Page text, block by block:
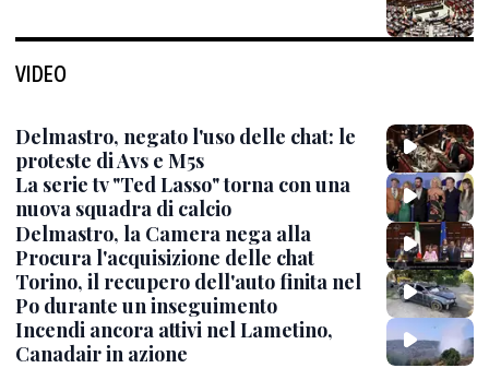
VIDEO
Delmastro, negato l'uso delle chat: le
proteste di Avs e M5s
La serie tv "Ted Lasso" torna con una
nuova squadra di calcio
Delmastro, la Camera nega alla
Procura l'acquisizione delle chat
Torino, il recupero dell'auto finita nel
Po durante un inseguimento
Incendi ancora attivi nel Lametino,
Canadair in azione